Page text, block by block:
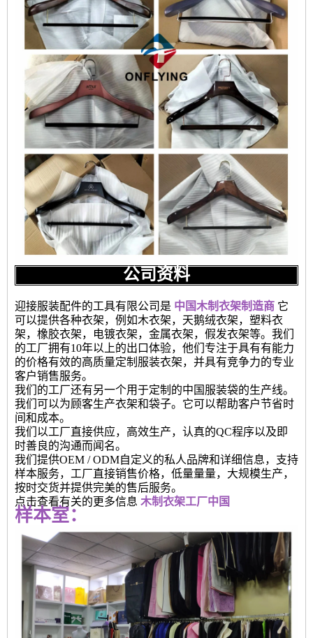
公司资料
迎接服装配件的工具有限公司是 中国木制衣架制造商 它
可以提供各种衣架，例如木衣架，天鹅绒衣架，塑料衣
架，橡胶衣架，电镀衣架，金属衣架，假发衣架等。我们
的工厂拥有10年以上的出口体验，他们专注于具有有能力
的价格有效的高质量定制服装衣架，并具有竞争力的专业
客户销售服务。
我们的工厂还有另一个用于定制的中国服装袋的生产线。
我们可以为顾客生产衣架和袋子。它可以帮助客户节省时
间和成本。
我们以工厂直接供应，高效生产，认真的QC程序以及即
时善良的沟通而闻名。
我们提供OEM / ODM自定义的私人品牌和详细信息，支持
样本服务，工厂直接销售价格，低量量量，大规模生产，
按时交货并提供完美的售后服务。
点击查看有关的更多信息 木制衣架工厂中国
样本室：